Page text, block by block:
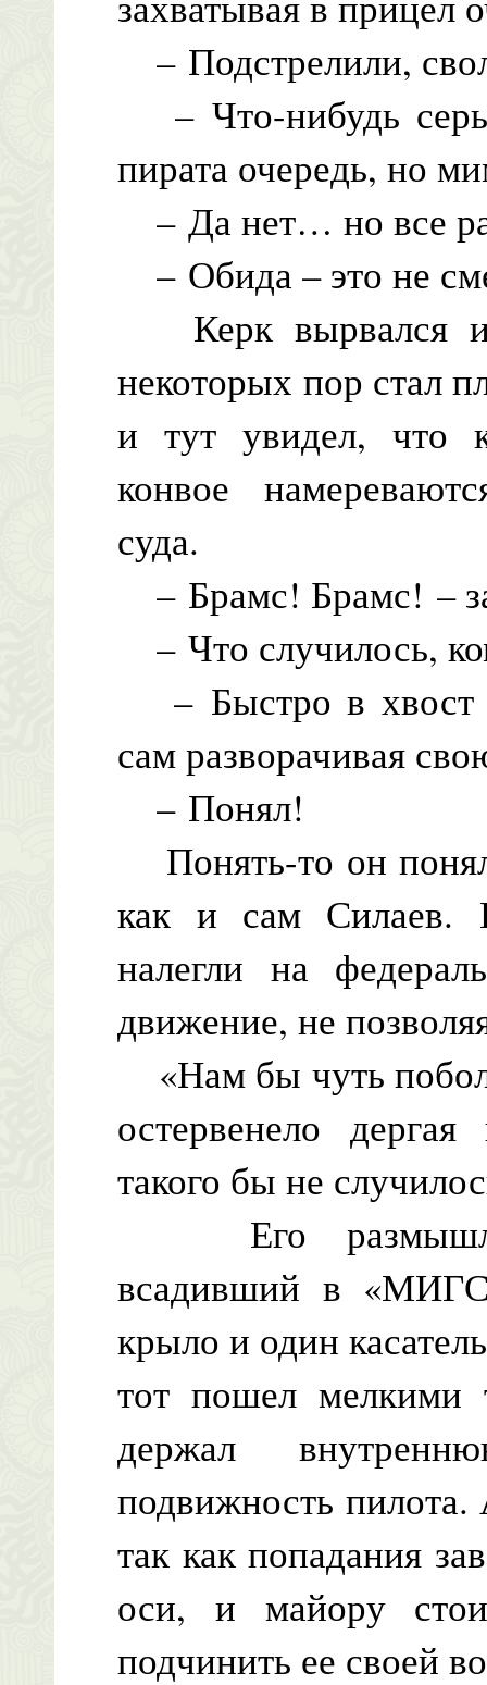
– Подстрелили,
– Что-нибудь
пирата очередь, но
– Да нет… но все
– Обида – это не
Керк вырвался
некоторых пор стал
и тут увидел, что
конвое
суда.
– Брамс! Брамс! –
– Что случилось,
– Быстро в хвост
сам разворачивая
– Понял!
Понять-то он
как и сам Силаев.
налегли на
движение, не
«Нам бы чуть
остервенело
такого бы не
Его
всадивший в
крыло и один
тот пошел
держал
подвижность
так как попадания
оси, и майору
подчинить ее своей